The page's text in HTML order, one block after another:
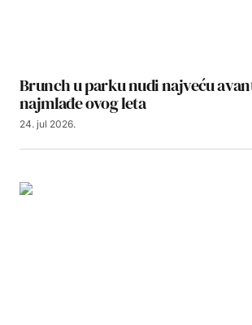
Brunch u parku nudi najveću
najmlađe ovog leta
24. jul 2026.